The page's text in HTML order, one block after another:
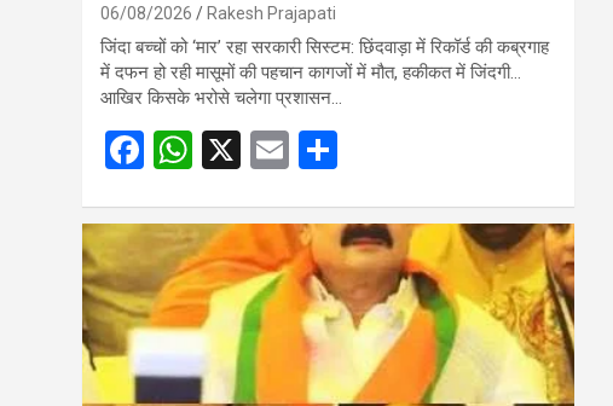
06/08/2026 Rakesh Prajapati
जिंदा बच्चों को ‘मार’ रहा सरकारी सिस्टम: छिंदवाड़ा में रिकॉर्ड की कब्रगाह
में दफन हो रही मासूमों की पहचान कागजों में मौत, हकीकत में जिंदगी…
आखिर किसके भरोसे चलेगा प्रशासन…
F
ce
b
o
o
k
W
at
s
A
p
p
X
E
ail ar
e